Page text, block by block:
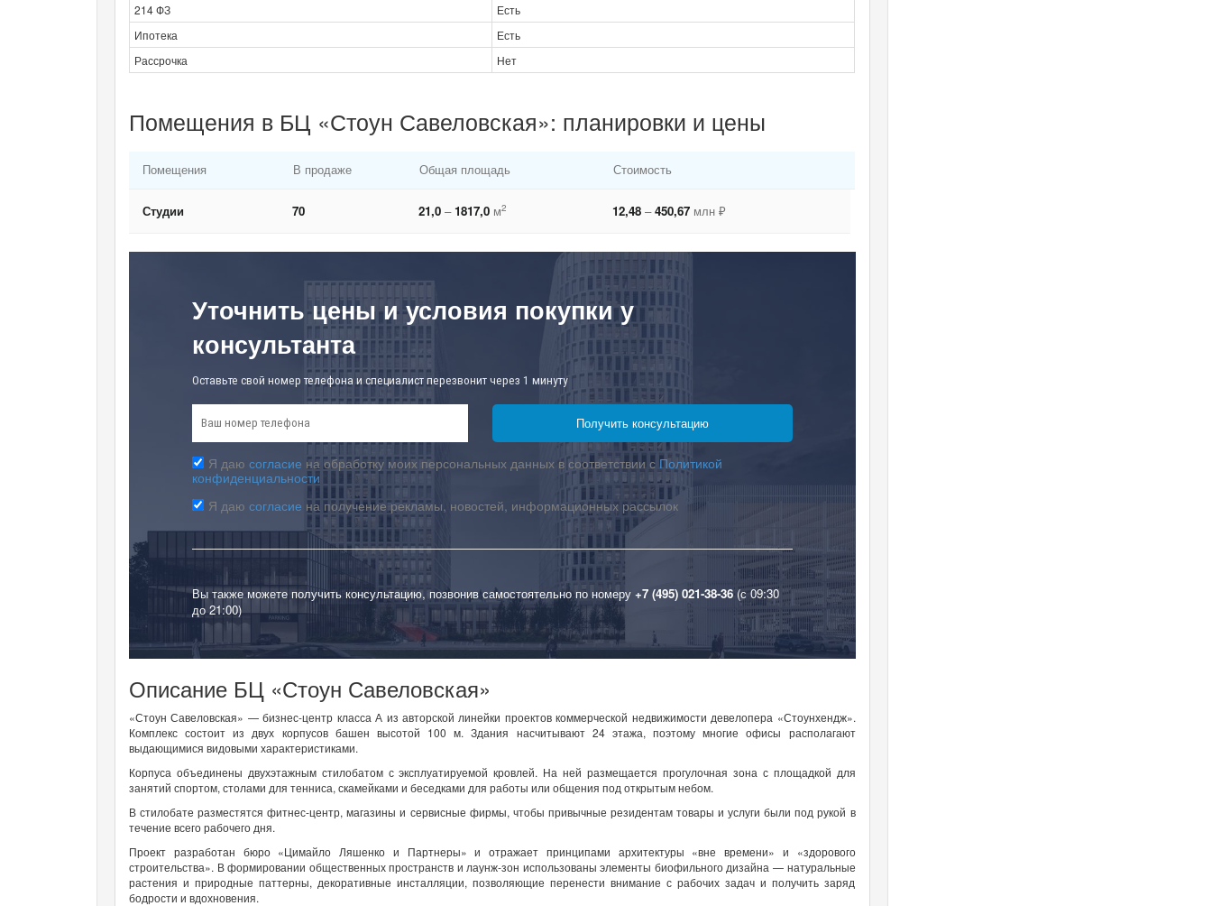
214 ФЗ
Есть
Ипотека
Есть
Рассрочка
Нет
Помещения в БЦ «Стоун Савеловская»: планировки и цены
Помещения В продаже Общая площадь Стоимость
Студии 70 21,0 –1817,0 м2 12,48 –450,67 млн ₽
Уточнить цены и условия покупки у
консультанта
Оставьте свой номер телефона и специалист перезвонит через 1 минуту
Я даю согласие на обработку моих персональных данных в соответствии с Политикой
конфиденциальности
Я даю согласие на получение рекламы, новостей, информационных рассылок
Вы также можете получить консультацию, позвонив самостоятельно по номеру +7 (495) 021-38-36 (с 09:30
до 21:00)
Описание БЦ «Стоун Савеловская»
«Стоун Савеловская» — бизнес-центр класса А из авторской линейки проектов коммерческой недвижимости девелопера «Стоунхендж».
Комплекс состоит из двух корпусов башен высотой 100 м. Здания насчитывают 24 этажа, поэтому многие офисы располагают
выдающимися видовыми характеристиками.
Корпуса объединены двухэтажным стилобатом с эксплуатируемой кровлей. На ней размещается прогулочная зона с площадкой для
занятий спортом, столами для тенниса, скамейками и беседками для работы или общения под открытым небом.
В стилобате разместятся фитнес-центр, магазины и сервисные фирмы, чтобы привычные резидентам товары и услуги были под рукой в
течение всего рабочего дня.
Проект разработан бюро «Цимайло Ляшенко и Партнеры» и отражает принципами архитектуры «вне времени» и «здорового
строительства». В формировании общественных пространств и лаунж-зон использованы элементы биофильного дизайна — натуральные
растения и природные паттерны, декоративные инсталляции, позволяющие перенести внимание с рабочих задач и получить заряд
бодрости и вдохновения.